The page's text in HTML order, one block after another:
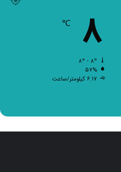
۸ ℃
۵۷%
۶.۱۷ کیلومتر/ساعت